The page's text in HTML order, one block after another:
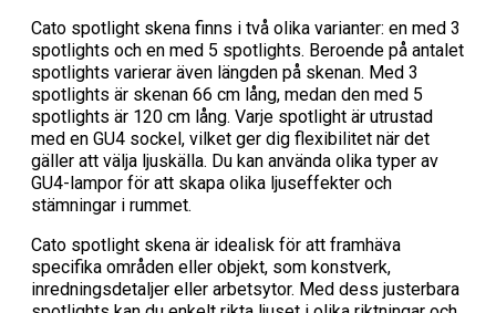
Cato spotlight skena finns i två olika varianter: en med 3
spotlights och en med 5 spotlights. Beroende på antalet
spotlights varierar även längden på skenan. Med 3
spotlights är skenan 66 cm lång, medan den med 5
spotlights är 120 cm lång. Varje spotlight är utrustad
med en GU4 sockel, vilket ger dig flexibilitet när det
gäller att välja ljuskälla. Du kan använda olika typer av
GU4-lampor för att skapa olika ljuseffekter och
stämningar i rummet.
Cato spotlight skena är idealisk för att framhäva
specifika områden eller objekt, som konstverk,
inredningsdetaljer eller arbetsytor. Med dess justerbara